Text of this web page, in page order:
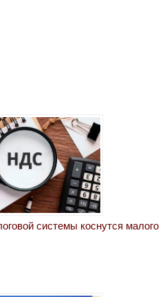
системы коснутся малого